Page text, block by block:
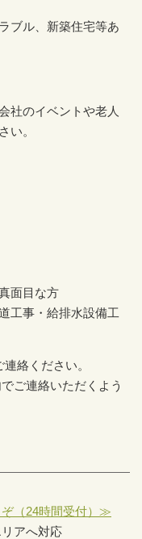
ブル、新築住宅等あ
社のイベントや老人
い。
面目な方
工事・給排水設備工
絡ください。
ご連絡いただくよう
ぞ（24時間受付）≫
アへ対応